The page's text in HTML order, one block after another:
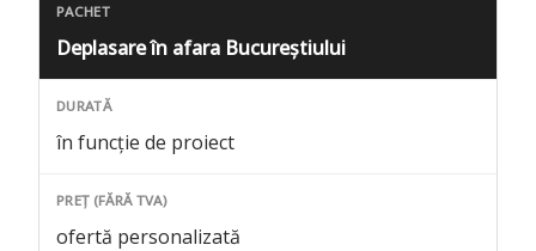
Deplasare în afara Bucureștiului
în funcție de proiect
ofertă personalizată